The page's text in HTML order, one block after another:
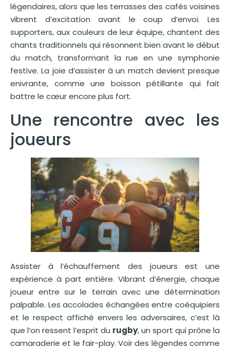
légendaires, alors que les terrasses des cafés voisines
vibrent d’excitation avant le coup d’envoi. Les
supporters, aux couleurs de leur équipe, chantent des
chants traditionnels qui résonnent bien avant le début
du match, transformant la rue en une symphonie
festive. La joie d’assister à un match devient presque
enivrante, comme une boisson pétillante qui fait
battre le cœur encore plus fort.
Une rencontre avec les
joueurs
Assister à l’échauffement des joueurs est une
expérience à part entière. Vibrant d’énergie, chaque
joueur entre sur le terrain avec une détermination
palpable. Les accolades échangées entre coéquipiers
et le respect affiché envers les adversaires, c’est là
que l’on ressent l’esprit du rugby, un sport qui prône la
camaraderie et le fair-play. Voir des légendes comme